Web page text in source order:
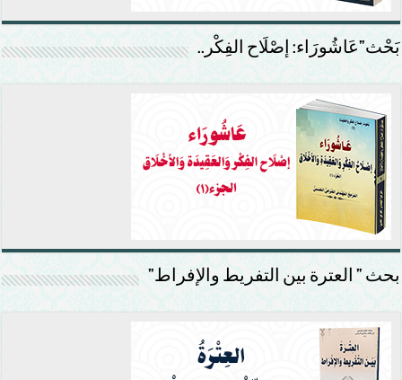
بَحْث”عَاشُورَاء: إصْلَاح الفِكْر..
بحث ” العترة بين التفريط والإفراط”